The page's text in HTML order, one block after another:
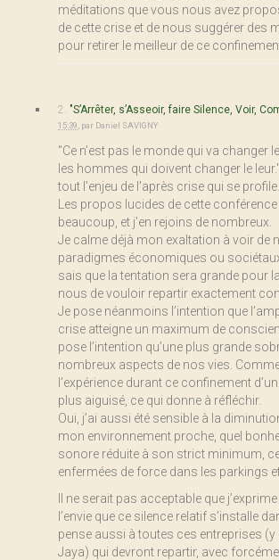
méditations que vous nous avez
de cette crise et de nous suggérer des
pour retirer le meilleur de ce
2. "S’Arrêter, s’Asseoir, faire Silence, Voir,
15:39 par Daniel SAVIGNY
"Ce n’est pas le monde qui va changer
les hommes qui doivent changer le
tout l’enjeu de l’après crise qui se profile.
Les propos lucides de cette
beaucoup, et j’en rejoins de nombreux.
Je calme déjà mon exaltation à voir de
paradigmes économiques ou
sais que la tentation sera grande pour
nous de vouloir repartir exactement
Je pose néanmoins l’intention que
crise atteigne un maximum de
pose l’intention qu’une plus grande
nombreux aspects de nos vies.
l’expérience durant ce confinement
plus aiguisé, ce qui donne à réfléchir.
Oui, j’ai aussi été sensible à la
mon environnement proche, quel
sonore réduite à son strict minimum,
enfermées de force dans les parkings
Il ne serait pas acceptable que
l’envie que ce silence relatif s’installe
pense aussi à toutes ces entreprises
Jaya) qui devront repartir, avec